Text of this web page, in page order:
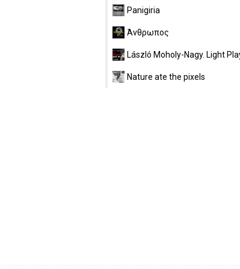
Panigiria
Άνθρωπος
László Moholy-Nagy. Light
Nature ate the pixels